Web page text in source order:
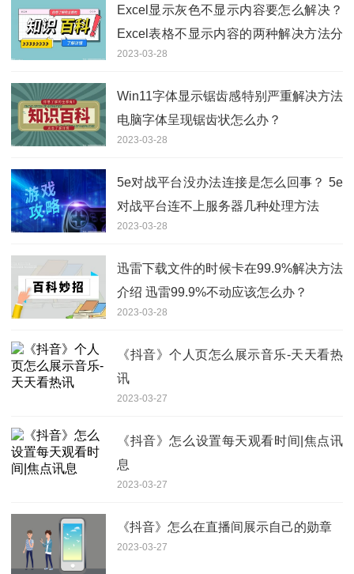
Excel显示灰色不显示内容要怎么解决？
Excel表格不显示内容的两种解决方法分
享
2023-03-28
Win11字体显示锯齿感特别严重解决方法
电脑字体呈现锯齿状怎么办？
2023-03-28
5e对战平台没办法连接是怎么回事？ 5e
对战平台连不上服务器几种处理方法
2023-03-28
迅雷下载文件的时候卡在99.9%解决方法
介绍 迅雷99.9%不动应该怎么办？
2023-03-28
《抖音》个人页怎么展示音乐-天天看热
讯
2023-03-27
《抖音》怎么设置每天观看时间|焦点讯
息
2023-03-27
《抖音》怎么在直播间展示自己的勋章
2023-03-27